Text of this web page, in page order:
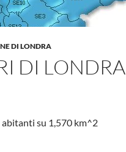
DI LONDRA
DI LONDRA
su 1,570 km^2